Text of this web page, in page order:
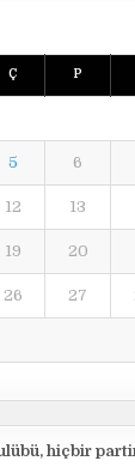
Ç P
5 6
12 13
19 20
26 27
hiçbir